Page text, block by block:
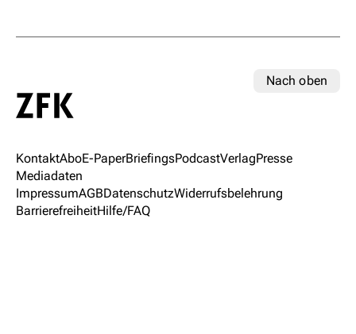
Nach oben
KontaktAboE-PaperBriefingsPodcastVerlagPresse
Mediadaten
ImpressumAGBDatenschutzWiderrufsbelehrung
BarrierefreiheitHilfe/FAQ